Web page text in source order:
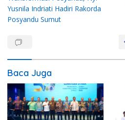
Yusnila Indriati Hadiri Rakorda
Posyandu Sumut
Baca Juga